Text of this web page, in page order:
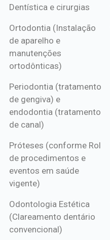
Dentística e cirurgias
Ortodontia (Instalação
de aparelho e
manutenções
ortodônticas)
Periodontia (tratamento
de gengiva) e
endodontia (tratamento
de canal)
Próteses (conforme Rol
de procedimentos e
eventos em saúde
vigente)
Odontologia Estética
(Clareamento dentário
convencional)